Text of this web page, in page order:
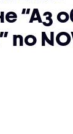
“Аз
по